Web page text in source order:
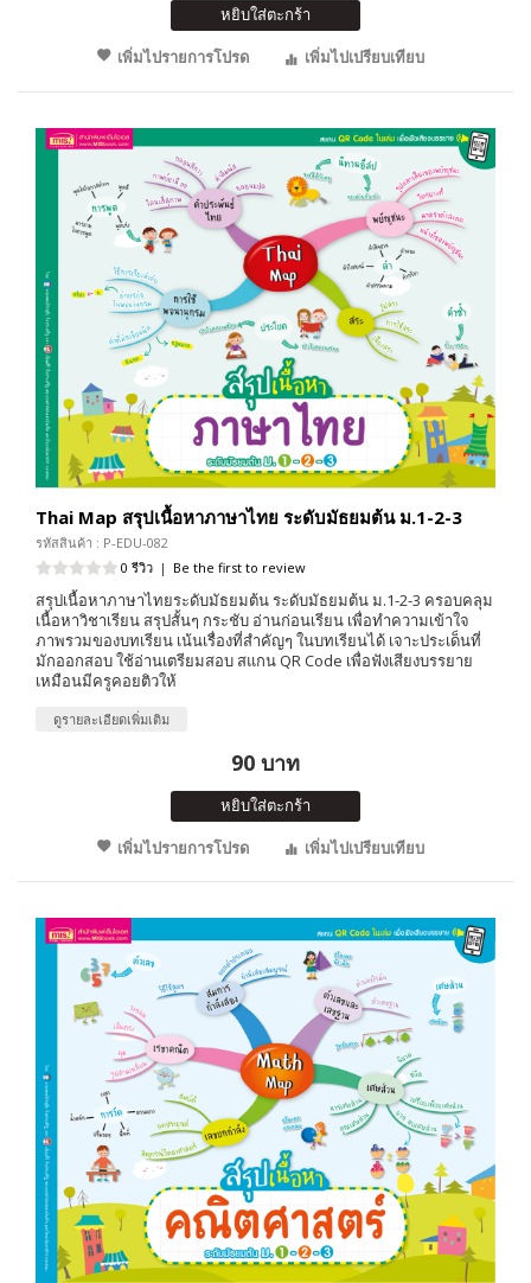
หยิบใส่ตะกร้า
เพิ่มไปรายการโปรด
เพิ่มไปเปรียบเทียบ
Thai Map สรุปเนื้อหาภาษาไทย ระดับมัธยมต้น ม.1-2-3
รหัสสินค้า : P-EDU-082
0 รีวิว | Be the first to review
สรุปเนื้อหาภาษาไทยระดับมัธยมต้น ระดับมัธยมต้น ม.1-2-3 ครอบคลุม
เนื้อหาวิชาเรียน สรุปสั้นๆ กระชับ อ่านก่อนเรียน เพื่อทำความเข้าใจ
ภาพรวมของบทเรียน เน้นเรื่องที่สำคัญๆ ในบทเรียนได้ เจาะประเด็นที่
มักออกสอบ ใช้อ่านเตรียมสอบ สแกน QR Code เพื่อฟังเสียงบรรยาย
เหมือนมีครูคอยติวให้
ดูรายละเอียดเพิ่มเติม
90 บาท
หยิบใส่ตะกร้า
เพิ่มไปรายการโปรด
เพิ่มไปเปรียบเทียบ